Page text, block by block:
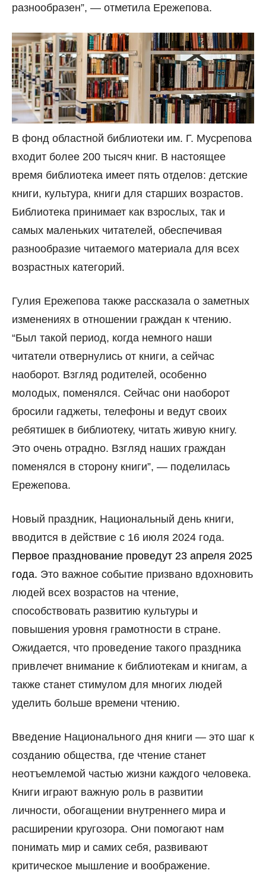
разнообразен”, — отметила Ережепова.
В фонд областной библиотеки им. Г. Мусрепова
входит более 200 тысяч книг. В настоящее
время библиотека имеет пять отделов: детские
книги, культура, книги для старших возрастов.
Библиотека принимает как взрослых, так и
самых маленьких читателей, обеспечивая
разнообразие читаемого материала для всех
возрастных категорий.
Гулия Ережепова также рассказала о заметных
изменениях в отношении граждан к чтению.
“Был такой период, когда немного наши
читатели отвернулись от книги, а сейчас
наоборот. Взгляд родителей, особенно
молодых, поменялся. Сейчас они наоборот
бросили гаджеты, телефоны и ведут своих
ребятишек в библиотеку, читать живую книгу.
Это очень отрадно. Взгляд наших граждан
поменялся в сторону книги”, — поделилась
Ережепова.
Новый праздник, Национальный день книги,
вводится в действие с 16 июля 2024 года.
Первое празднование проведут 23 апреля 2025
года. Это важное событие призвано вдохновить
людей всех возрастов на чтение,
способствовать развитию культуры и
повышения уровня грамотности в стране.
Ожидается, что проведение такого праздника
привлечет внимание к библиотекам и книгам, а
также станет стимулом для многих людей
уделить больше времени чтению.
Введение Национального дня книги — это шаг к
созданию общества, где чтение станет
неотъемлемой частью жизни каждого человека.
Книги играют важную роль в развитии
личности, обогащении внутреннего мира и
расширении кругозора. Они помогают нам
понимать мир и самих себя, развивают
критическое мышление и воображение.